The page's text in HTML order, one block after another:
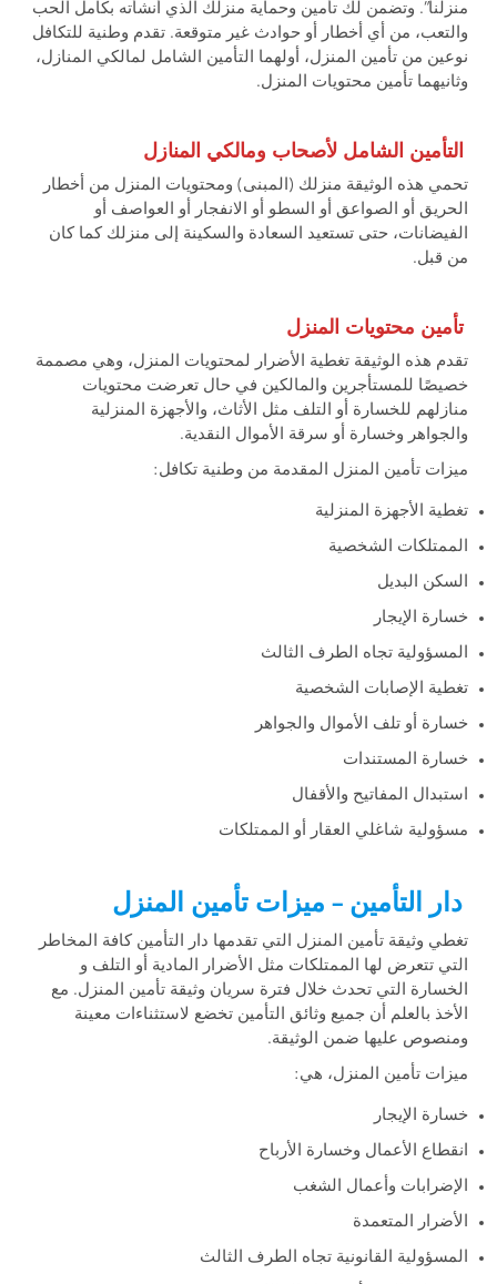
منزلنا”. وتضمن لك تأمين وحماية منزلك الذي أنشأته بكامل الحب
والتعب، من أي أخطار أو حوادث غير متوقعة. تقدم وطنية للتكافل
نوعين من تأمين المنزل، أولهما التأمين الشامل لمالكي المنازل،
وثانيهما تأمين محتويات المنزل.
التأمين الشامل لأصحاب ومالكي المنازل
تحمي هذه الوثيقة منزلك (المبنى) ومحتويات المنزل من أخطار
الحريق أو الصواعق أو السطو أو الانفجار أو العواصف أو
الفيضانات، حتى تستعيد السعادة والسكينة إلى منزلك كما كان
من قبل.
تأمين محتويات المنزل
تقدم هذه الوثيقة تغطية الأضرار لمحتويات المنزل، وهي مصممة
خصيصًا للمستأجرين والمالكين في حال تعرضت محتويات
منازلهم للخسارة أو التلف مثل الأثاث، والأجهزة المنزلية
والجواهر وخسارة أو سرقة الأموال النقدية.
ميزات تأمين المنزل المقدمة من وطنية تكافل:
تغطية الأجهزة المنزلية
الممتلكات الشخصية
السكن البديل
خسارة الإيجار
المسؤولية تجاه الطرف الثالث
تغطية الإصابات الشخصية
خسارة أو تلف الأموال والجواهر
خسارة المستندات
استبدال المفاتيح والأقفال
مسؤولية شاغلي العقار أو الممتلكات
دار التأمين – ميزات تأمين المنزل
تغطي وثيقة تأمين المنزل التي تقدمها دار التأمين كافة المخاطر
التي تتعرض لها الممتلكات مثل الأضرار المادية أو التلف و
الخسارة التي تحدث خلال فترة سريان وثيقة تأمين المنزل. مع
الأخذ بالعلم أن جميع وثائق التأمين تخضع لاستثناءات معينة
ومنصوص عليها ضمن الوثيقة.
ميزات تأمين المنزل، هي:
خسارة الإيجار
انقطاع الأعمال وخسارة الأرباح
الإضرابات وأعمال الشغب
الأضرار المتعمدة
المسؤولية القانونية تجاه الطرف الثالث